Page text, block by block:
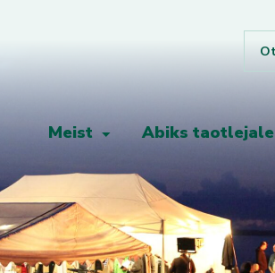
Meist Abiks taotlejale